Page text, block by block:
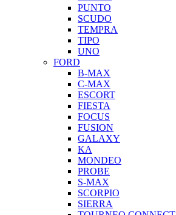
PUNTO
SCUDO
TEMPRA
TIPO
UNO
FORD
B-MAX
C-MAX
ESCORT
FIESTA
FOCUS
FUSION
GALAXY
KA
MONDEO
PROBE
S-MAX
SCORPIO
SIERRA